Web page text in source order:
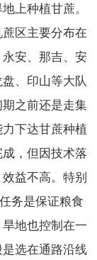
上种植甘蔗。
区主要分布在
安、那吉、安
、印山等大队
期之前还是走集
下达甘蔗种植
，但因技术落
益不高。特别
务是保证粮食
地也控制在一
选在通路沿线